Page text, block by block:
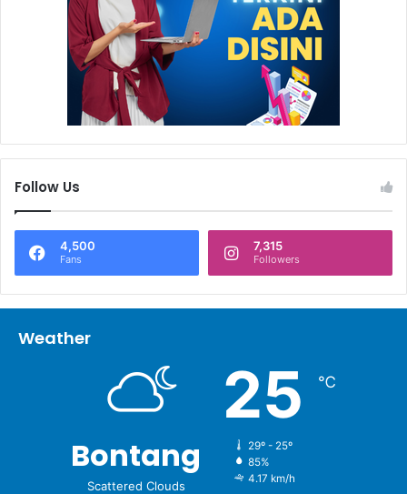
Follow Us
4,500
Fans
7,315
Followers
Weather
Bontang
Scattered Clouds
25 ℃
29º - 25º
85%
4.17 km/h